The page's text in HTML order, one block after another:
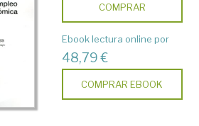
COMPRAR
Ebook lectura online por
48,79 €
COMPRAR EBOOK